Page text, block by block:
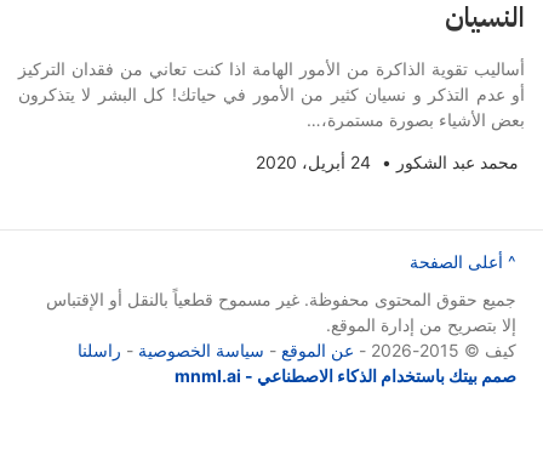
النسيان
أساليب تقوية الذاكرة من الأمور الهامة اذا كنت تعاني من فقدان التركيز
أو عدم التذكر و نسيان كثير من الأمور في حياتك! كل البشر لا يتذكرون
بعض الأشياء بصورة مستمرة،…
محمد عبد الشكور • 24 أبريل، 2020
^ أعلى الصفحة
جميع حقوق المحتوى محفوظة. غير مسموح قطعياً بالنقل أو الإقتباس
إلا بتصريح من إدارة الموقع.
كيف © 2015-2026 -
عن الموقع - سياسة الخصوصية - راسلنا
صمم بيتك باستخدام الذكاء الاصطناعي - mnml.ai